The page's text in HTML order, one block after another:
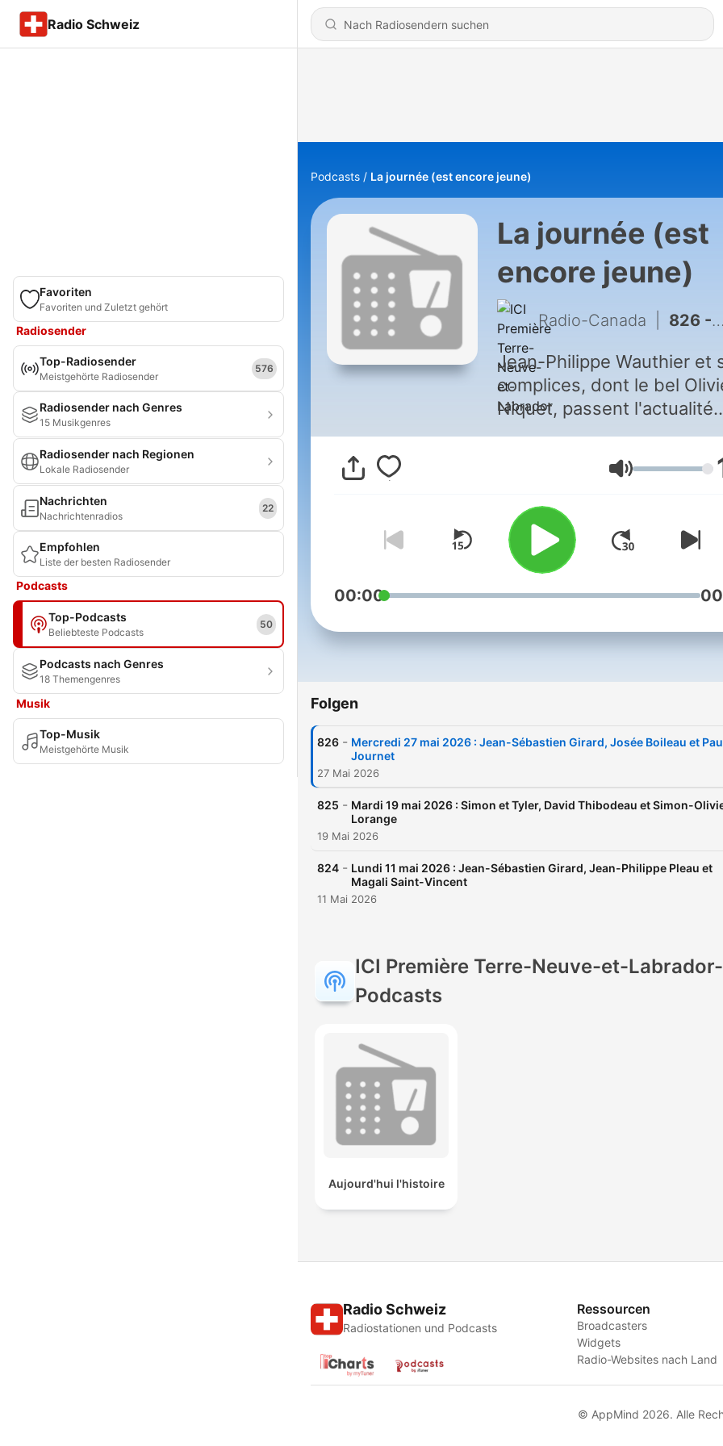
Radio Schweiz
Favoriten
Favoriten und Zuletzt gehört
Radiosender
Top-Radiosender
Meistgehörte Radiosender
576
Radiosender nach Genres
15 Musikgenres
Radiosender nach Regionen
Lokale Radiosender
Nachrichten
Nachrichtenradios
22
Empfohlen
Liste der besten Radiosender
Podcasts
Top-Podcasts
Beliebteste Podcasts
50
Podcasts nach Genres
18 Themengenres
Musik
Top-Musik
Meistgehörte Musik
Podcasts La journée (est encore jeune)
La journée (est
encore jeune)
Radio-Canada 826 - Mercredi 27 mai 2026 : Jean-Sébastien Girard, Josée Boileau et Paul Journet
Jean-Philippe Wauthier et
complices, dont le bel
Niquet, passent l'actualité
dans le tordeur, avec
mordant et affûté qu'on
connaît. Évidemment,
Sébastien Girard y fait
quelques saucettes. Les
de l'émission culte La
est (encore) jeune en
retrouveront l'énergie, le
Sur ICI Première à
13 h à 13 h 30 et en
Lautstärke
00:00
Folgen
826 - Mercredi 27 mai 2026 : Jean-Sébastien Girard, Josée Boileau et
Journet
27 Mai 2026
825 - Mardi 19 mai 2026 : Simon et Tyler, David Thibodeau et Simon-
Lorange
19 Mai 2026
824 - Lundi 11 mai 2026 : Jean-Sébastien Girard, Jean-Philippe Pleau et
Magali Saint-Vincent
11 Mai 2026
ICI Première Terre-Neuve-et-Labrador-
Podcasts
Aujourd'hui l'histoire
Radio Schweiz
Radiostationen und Podcasts
Ressourcen
Broadcasters
Widgets
Radio-Websites nach Land
© AppMind 2026. Alle